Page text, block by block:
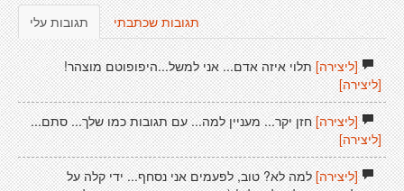
תגובות עלי תגובות שכתבתי
[ליצירה]תלוי איזה אדם... אני למשל...היפופוטם מוצהר!
[ליצירה]
[ליצירה]חזן יקר... מעניין למה... עם תגובות כמו שלך... סתם...
[ליצירה]
[ליצירה]למה לא? טוב, לפעמים אני נסחף... ידי קלה על